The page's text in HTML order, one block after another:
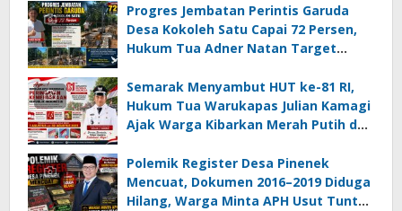
Korupsi Dandes
Progres Jembatan Perintis Garuda
Desa Kokoleh Satu Capai 72 Persen,
Hukum Tua Adner Natan Target
Semarak Menyambut HUT ke-81 RI,
Hukum Tua Warukapas Julian Kamagi
Ajak Warga Kibarkan Merah Putih dan
Polemik Register Desa Pinenek
Mencuat, Dokumen 2016–2019 Diduga
Hilang, Warga Minta APH Usut Tuntas